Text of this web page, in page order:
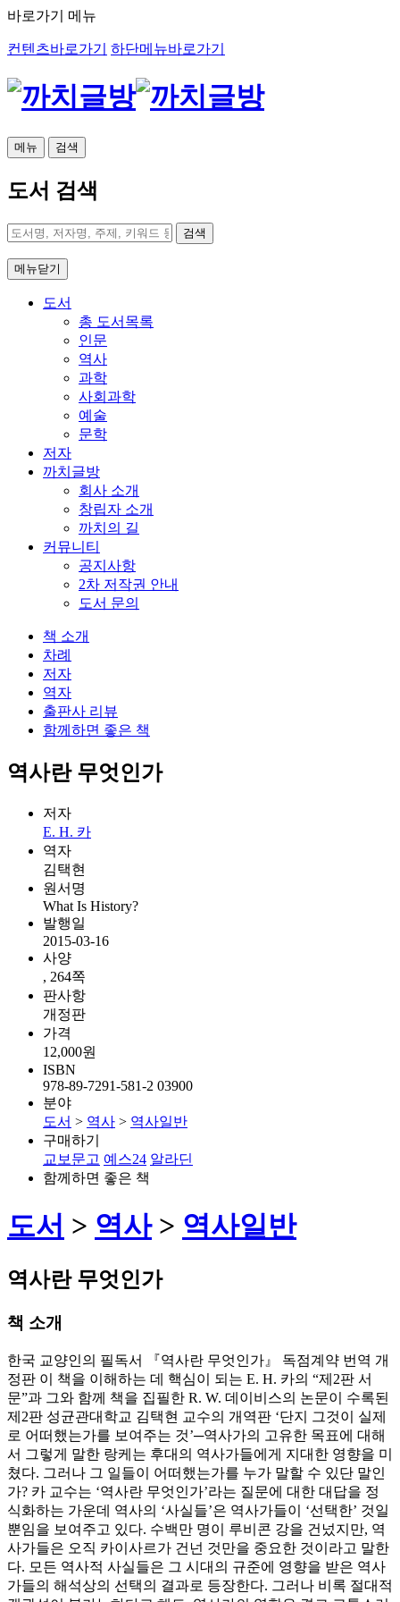
바로가기 메뉴
컨텐츠바로가기 하단메뉴바로가기
메뉴 검색
도서 검색
검색
메뉴닫기
도서
총 도서목록
인문
역사
과학
사회과학
예술
문학
저자
까치글방
회사 소개
창립자 소개
까치의 길
커뮤니티
공지사항
2차 저작권 안내
도서 문의
책 소개
차례
저자
역자
출판사 리뷰
함께하면 좋은 책
역사란 무엇인가
저자
E. H. 카
역자
김택현
원서명
What Is History?
발행일
2015-03-16
사양
, 264쪽
판사항
개정판
가격
12,000원
ISBN
978-89-7291-581-2 03900
분야
도서 > 역사 > 역사일반
구매하기
교보문고 예스24 알라딘
함께하면 좋은 책
도서 > 역사> 역사일반
역사란 무엇인가
책 소개
한국 교양인의 필독서 『역사란 무엇인가』 독점계약 번역 개
정판 이 책을 이해하는 데 핵심이 되는 E. H. 카의 “제2판 서
문”과 그와 함께 책을 집필한 R. W. 데이비스의 논문이 수록된
제2판 성균관대학교 김택현 교수의 개역판 ‘단지 그것이 실제
로 어떠했는가를 보여주는 것’─역사가의 고유한 목표에 대해
서 그렇게 말한 랑케는 후대의 역사가들에게 지대한 영향을 미
쳤다. 그러나 그 일들이 어떠했는가를 누가 말할 수 있단 말인
가? 카 교수는 ‘역사란 무엇인가’라는 질문에 대한 대답을 정
식화하는 가운데 역사의 ‘사실들’은 역사가들이 ‘선택한’ 것일
뿐임을 보여주고 있다. 수백만 명이 루비콘 강을 건넜지만, 역
사가들은 오직 카이사르가 건넌 것만을 중요한 것이라고 말한
다. 모든 역사적 사실들은 그 시대의 규준에 영향을 받은 역사
가들의 해석상의 선택의 결과로 등장한다. 그러나 비록 절대적